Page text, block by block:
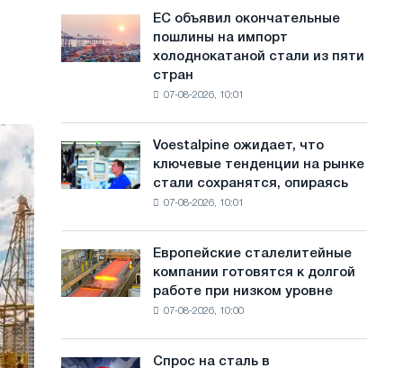
т
ь
я
з
ы
к
й
объявил
окончательные
холоднокатаной
стали
из
ЕС объявил окончательные
пошлины на импорт
холоднокатаной стали из пяти
стран
07-08-2026, 10:01
Voestalpine
ожидает,
что
рынке
стали
на
диверсификацию
Voestalpine ожидает, что
ключевые тенденции на рынке
стали сохранятся, опираясь
07-08-2026, 10:01
Европейские
сталелитейные
компании
Европейские сталелитейные
компании готовятся к долгой
работе при низком уровне
07-08-2026, 10:00
Спрос на сталь в